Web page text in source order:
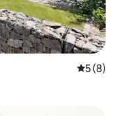
5 out of
5 (8)